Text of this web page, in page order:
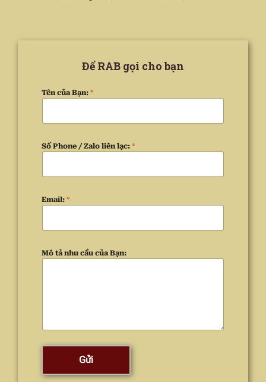
Để RAB gọi cho bạn
Tên của Bạn: *
Số Phone / Zalo liên lạc: *
Email: *
Mô tả nhu cầu của Bạn:
Gửi